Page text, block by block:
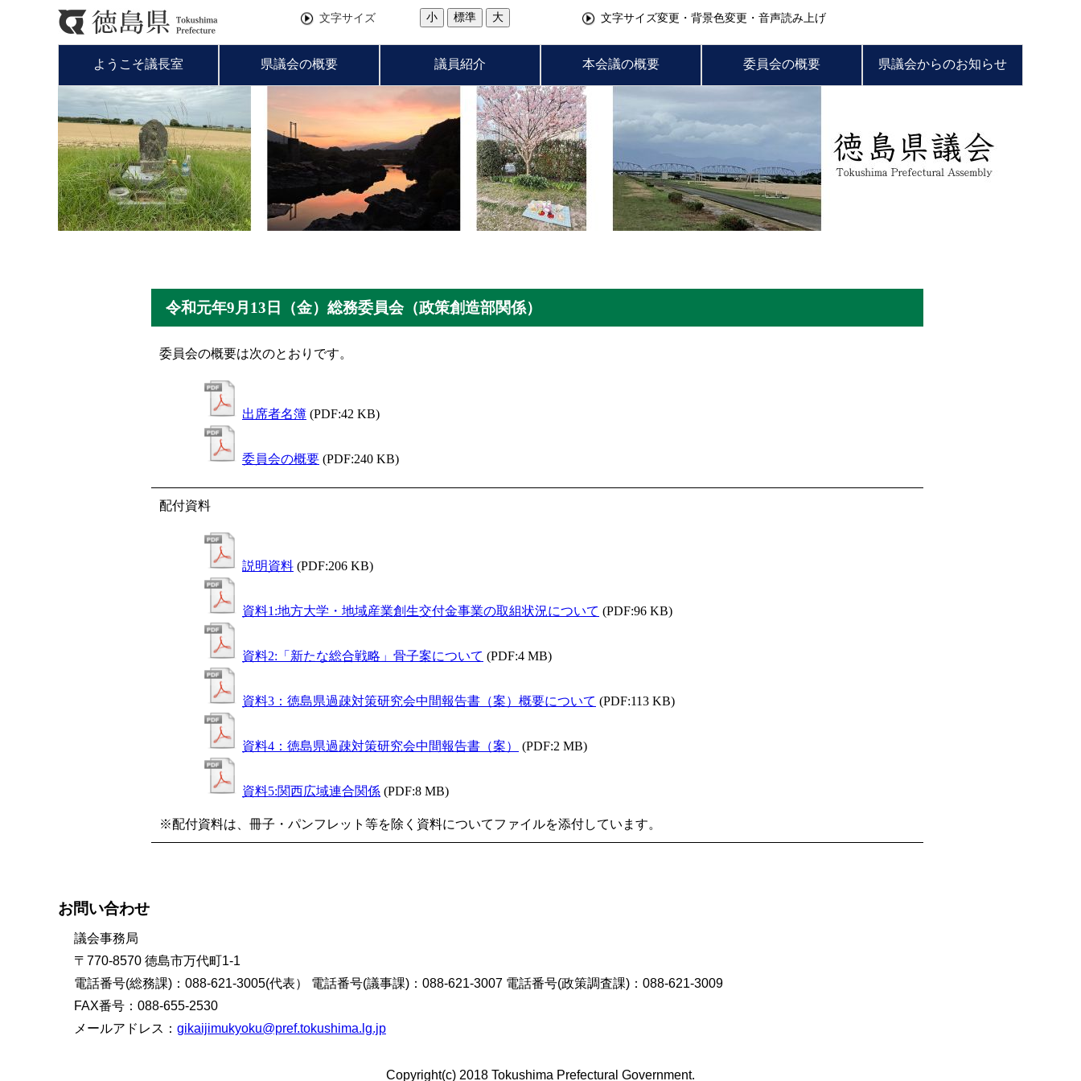
文字サイズ 小 標準 大 文字サイズ変更・背景色変更・音声読み上げ
ようこそ議長室 県議会の概要 議員紹介 本会議の概要 委員会の概要 県議会からのお知らせ
令和元年9月13日（金）総務委員会（政策創造部関係）
委員会の概要は次のとおりです。
出席者名簿 (PDF:42 KB)
委員会の概要 (PDF:240 KB)
配付資料
説明資料 (PDF:206 KB)
資料1:地方大学・地域産業創生交付金事業の取組状況について (PDF:96 KB)
資料2:「新たな総合戦略」骨子案について (PDF:4 MB)
資料3：徳島県過疎対策研究会中間報告書（案）概要について (PDF:113 KB)
資料4：徳島県過疎対策研究会中間報告書（案） (PDF:2 MB)
資料5:関西広域連合関係 (PDF:8 MB)
※配付資料は、冊子・パンフレット等を除く資料についてファイルを添付しています。
お問い合わせ
議会事務局
〒770-8570 徳島市万代町1-1
電話番号(総務課)：088-621-3005(代表） 電話番号(議事課)：088-621-3007 電話番号(政策調査課)：088-621-3009
FAX番号：088-655-2530
メールアドレス： gikaijimukyoku@pref.tokushima.lg.jp
Copyright(c) 2018 Tokushima Prefectural Government.